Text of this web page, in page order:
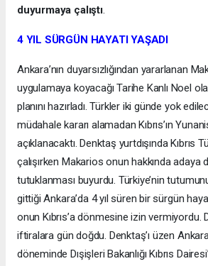
duyurmaya çalıştı.
4 YIL SÜRGÜN HAYATI YAŞADI
Ankara’nın duyarsızlığından yararlanan
uygulamaya koyacağı Tarihe Kanlı Noel
planını hazırladı. Türkler iki günde yok
müdahale kararı alamadan Kıbrıs’ın
açıklanacaktı. Denktaş yurtdışında Kıbrıs
çalışırken Makarios onun hakkında adaya
tutuklanması buyurdu. Türkiye’nin
gittiği Ankara’da 4 yıl süren bir sürgün
onun Kıbrıs’a dönmesine izin vermiyordu.
iftiralara gün doğdu. Denktaş’ı üzen
döneminde Dışişleri Bakanlığı Kıbrıs